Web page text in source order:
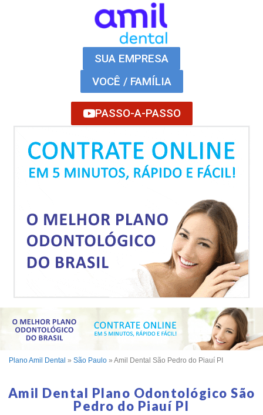
SUA EMPRESA
VOCÊ / FAMÍLIA
PASSO-A-PASSO
Plano Amil Dental » São Paulo » Amil Dental São Pedro do Piauí PI
Amil Dental Plano Odontológico São
Pedro do Piauí PI